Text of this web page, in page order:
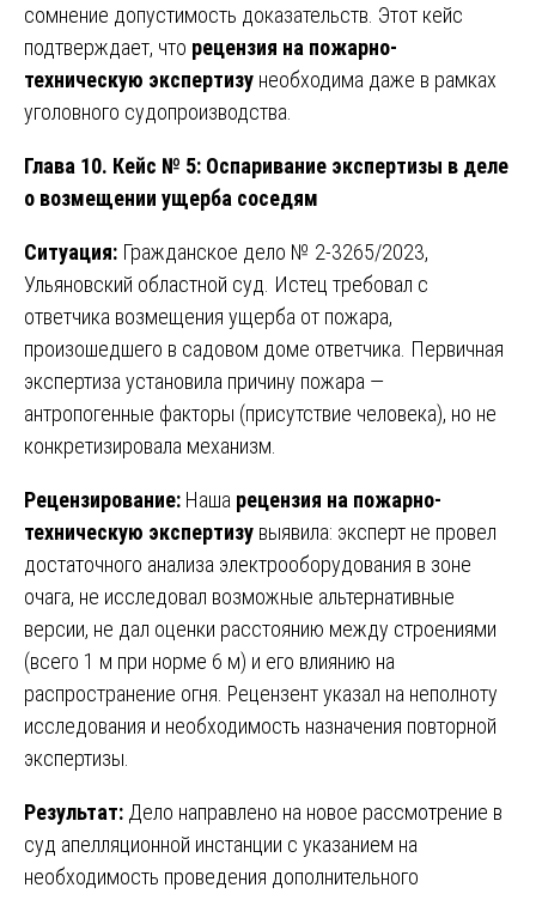
сомнение допустимость доказательств. Этот кейс
подтверждает, что рецензия на пожарно-
техническую экспертизу необходима даже в рамках
уголовного судопроизводства.
Глава 10. Кейс № 5: Оспаривание экспертизы в деле
о возмещении ущерба соседям
Ситуация: Гражданское дело № 2-3265/2023,
Ульяновский областной суд. Истец требовал с
ответчика возмещения ущерба от пожара,
произошедшего в садовом доме ответчика. Первичная
экспертиза установила причину пожара —
антропогенные факторы (присутствие человека), но не
конкретизировала механизм.
Рецензирование: Наша рецензия на пожарно-
техническую экспертизу выявила: эксперт не провел
достаточного анализа электрооборудования в зоне
очага, не исследовал возможные альтернативные
версии, не дал оценки расстоянию между строениями
(всего 1 м при норме 6 м) и его влиянию на
распространение огня. Рецензент указал на неполноту
исследования и необходимость назначения повторной
экспертизы.
Результат: Дело направлено на новое рассмотрение в
суд апелляционной инстанции с указанием на
необходимость проведения дополнительного